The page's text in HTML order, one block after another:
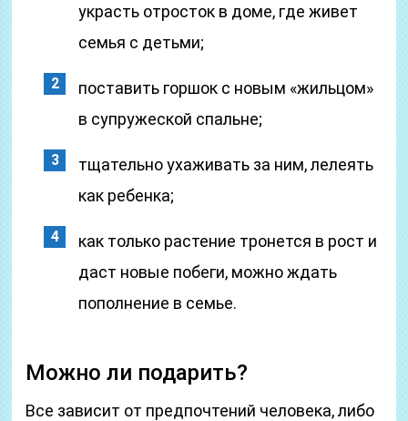
украсть отросток в доме, где живет
семья с детьми;
поставить горшок с новым «жильцом»
в супружеской спальне;
тщательно ухаживать за ним, лелеять
как ребенка;
как только растение тронется в рост и
даст новые побеги, можно ждать
пополнение в семье.
Можно ли подарить?
Все зависит от предпочтений человека, либо